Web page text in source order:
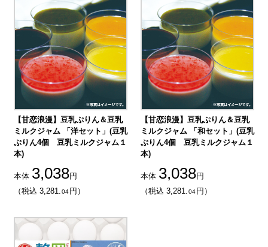
【甘恋浪漫】豆乳ぷりん＆豆乳
ミルクジャム 「洋セット」(豆乳
ぷりん4個 豆乳ミルクジャム１
本)
本体 3,038円
（税込 3,281.
04 円）
【甘恋浪漫】豆乳ぷりん＆豆乳
ミルクジャム 「和セット」(豆乳
ぷりん4個 豆乳ミルクジャム１
本)
本体 3,038円
（税込 3,281.
04円）